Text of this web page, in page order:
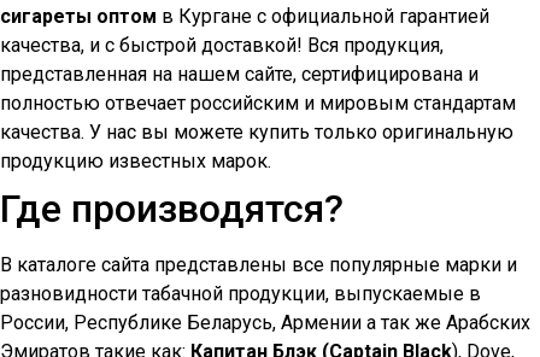
сигареты оптом в Кургане с официальной гарантией
качества, и с быстрой доставкой! Вся продукция,
представленная на нашем сайте, сертифицирована и
полностью отвечает российским и мировым стандартам
качества. У нас вы можете купить только оригинальную
продукцию известных марок.
Где производятся?
В каталоге сайта представлены все популярные марки и
разновидности табачной продукции, выпускаемые в
России, Республике Беларусь, Армении а так же Арабских
Эмиратов такие как: Капитан Блэк (Captain Black), Dove,